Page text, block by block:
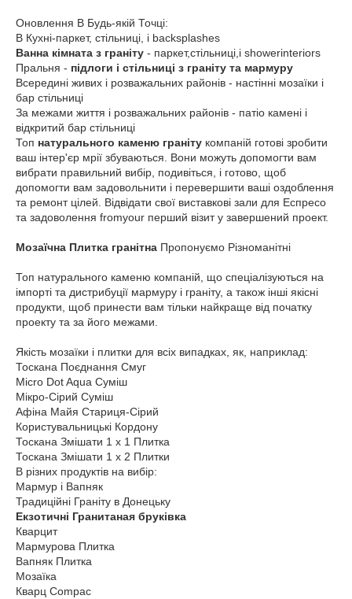
Оновлення В Будь-якій Точці:
В Кухні-паркет, стільниці, і backsplashes
Ванна кімната з граніту - паркет,стільниці,і showerinteriors
Пральня - підлоги і стільниці з граніту та мармуру
Всередині живих і розважальних районів - настінні мозаїки і
бар стільниці
За межами життя і розважальних районів - патіо камені і
відкритий бар стільниці
Топ натурального каменю граніту компаній готові зробити
ваш інтер'єр мрії збуваються. Вони можуть допомогти вам
вибрати правильний вибір, подивіться, і готово, щоб
допомогти вам задовольнити і перевершити ваші оздоблення
та ремонт цілей. Відвідати свої виставкові зали для Еспресо
та задоволення fromyour перший візит у завершений проект.
Мозаїчна Плитка гранітна Пропонуємо Різноманітні
Топ натурального каменю компаній, що спеціалізуються на
імпорті та дистрибуції мармуру і граніту, а також інші якісні
продукти, щоб принести вам тільки найкраще від початку
проекту та за його межами.
Якість мозаїки і плитки для всіх випадках, як, наприклад:
Тоскана Поєднання Смуг
Micro Dot Aqua Суміш
Мікро-Сірий Суміш
Афіна Майя Стариця-Сірий
Користувальницькі Кордону
Тоскана Змішати 1 x 1 Плитка
Тоскана Змішати 1 x 2 Плитки
В різних продуктів на вибір:
Мармур і Вапняк
Традиційні Граніту в Донецьку
Екзотичні Гранитаная бруківка
Кварцит
Мармурова Плитка
Вапняк Плитка
Мозаїка
Кварц Compac